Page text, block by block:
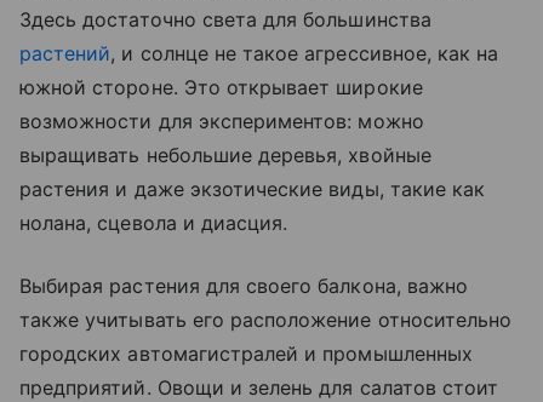
Здесь достаточно света для большинства
растений, и солнце не такое агрессивное, как на
южной стороне. Это открывает широкие
возможности для экспериментов: можно
выращивать небольшие деревья, хвойные
растения и даже экзотические виды, такие как
нолана, сцевола и диасция.
Выбирая растения для своего балкона, важно
также учитывать его расположение относительно
городских автомагистралей и промышленных
предприятий. Овощи и зелень для салатов стоит